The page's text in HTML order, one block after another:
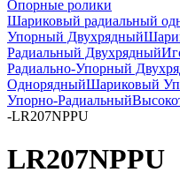
Опорные ролики
Шариковый радиальный
Упорный Двухрядный
Радиальный Двухрядный
Радиально-Упорный
ОднорядныйШариковый
Упорно-Радиальный
-LR207NPPU
LR207NPPU